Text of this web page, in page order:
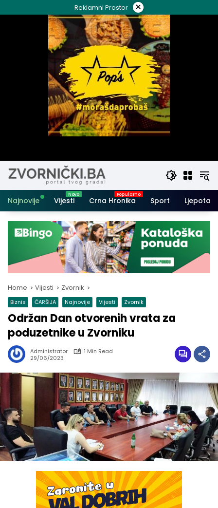
to
Reklamni Prostor ×
Najnovije Vijesti Crna Hronika Sport Ljepota i
Home Vijesti Zvornik
Biznis ČARŠIJA Najnovije Vijesti Zvornik
Održan Dan otvorenih vrata za
poduzetnike u Zvorniku
Administrator
1 Min Read
29/06/2023